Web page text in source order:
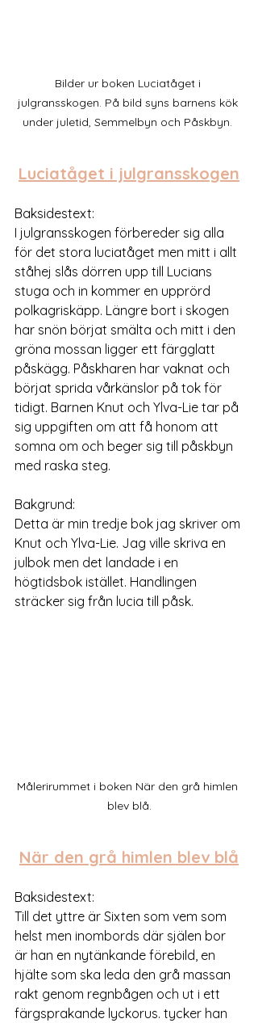
Bilder ur boken Luciatåget i
julgransskogen. På bild syns barnens kök
under juletid, Semmelbyn och Påskbyn.
Luciatåget i julgransskogen
Baksidestext:
I julgransskogen förbereder sig alla
för det stora luciatåget men mitt i allt
ståhej slås dörren upp till Lucians
stuga och in kommer en upprörd
polkagriskäpp. Längre bort i skogen
har snön börjat smälta och mitt i den
gröna mossan ligger ett färgglatt
påskägg. Påskharen har vaknat och
börjat sprida vårkänslor på tok för
tidigt. Barnen Knut och Ylva-Lie tar på
sig uppgiften om att få honom att
somna om och beger sig till påskbyn
med raska steg.
Bakgrund:
Detta är min tredje bok jag skriver om
Knut och Ylva-Lie. Jag ville skriva en
julbok men det landade i en
högtidsbok istället. Handlingen
sträcker sig från lucia till påsk.
Målerirummet i boken När den grå himlen
blev blå.
När den grå himlen blev blå
Baksidestext:
Till det yttre är Sixten som vem som
helst men inombords där själen bor
är han en nytänkande förebild, en
hjälte som ska leda den grå massan
rakt genom regnbågen och ut i ett
färgsprakande lyckorus. tycker han